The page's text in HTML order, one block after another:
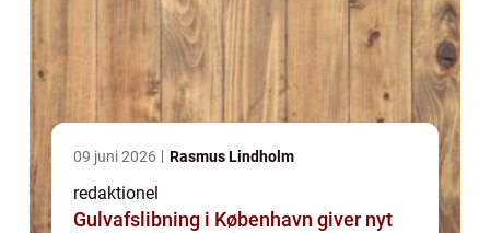
09 juni 2026 Rasmus Lindholm
redaktionel
Gulvafslibning i København giver nyt